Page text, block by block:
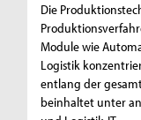
Die
Module wie
Logistik
entlang der
beinhaltet unter